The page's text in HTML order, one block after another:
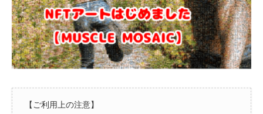
【ご利用上の注意】